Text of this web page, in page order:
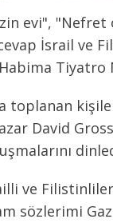
evi", "Nefret
İsrail ve
Tiyatro
toplanan
David
ve
sözlerimi